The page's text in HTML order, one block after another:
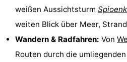
Radfahren
Wandern
Golfplatze
weißen Aussichtsturm
weiten Blick über Meer,
Wandern & Radfahren: Von
Routen durch die